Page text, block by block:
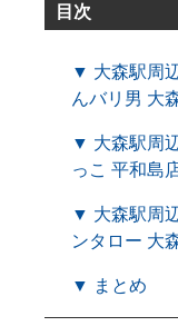
目次
▼ 大森駅周
んバリ男 大
▼ 大森駅周
っこ 平和島店
▼ 大森駅周
ンタロー 大
▼ まとめ